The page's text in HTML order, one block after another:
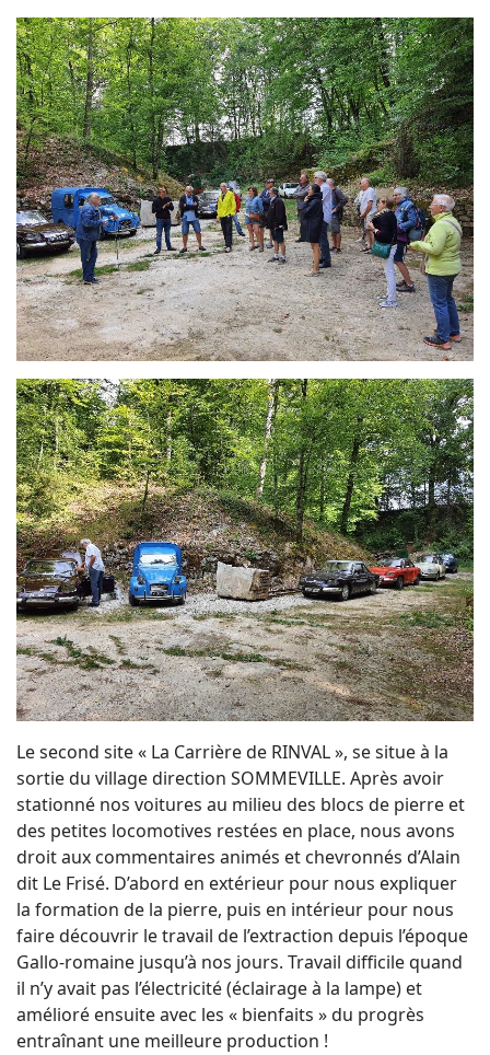
Le second site « La Carrière de RINVAL », se situe à la
sortie du village direction SOMMEVILLE. Après avoir
stationné nos voitures au milieu des blocs de pierre et
des petites locomotives restées en place, nous avons
droit aux commentaires animés et chevronnés d’Alain
dit Le Frisé. D’abord en extérieur pour nous expliquer
la formation de la pierre, puis en intérieur pour nous
faire découvrir le travail de l’extraction depuis l’époque
Gallo-romaine jusqu’à nos jours. Travail difficile quand
il n’y avait pas l’électricité (éclairage à la lampe) et
amélioré ensuite avec les « bienfaits » du progrès
entraînant une meilleure production !